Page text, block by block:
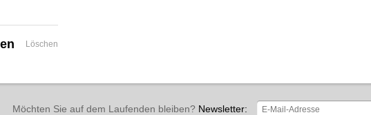
Löschen
Möchten Sie auf dem Laufenden bleiben?Newsletter: